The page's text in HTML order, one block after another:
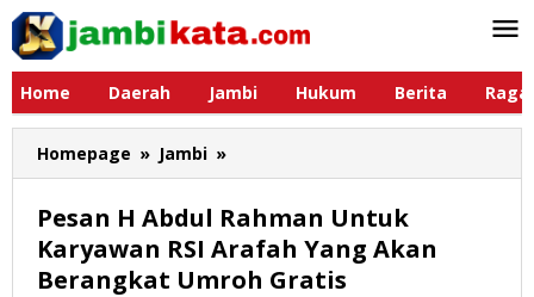
Lewati
konten
Home
Daerah Jambi Hukum Berita
Homepage » Jambi »
H
Abdul
Rahman
Untuk
Karyawan
Pesan H Abdul Rahman Untuk
Karyawan RSI Arafah Yang Akan
Berangkat Umroh Gratis